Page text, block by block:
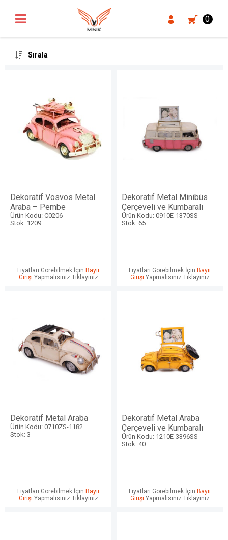
0
Sırala
Dekoratif Vosvos Metal
Araba – Pembe
Ürün Kodu: C0206
Stok: 1209
Fiyatları Görebilmek İçin Bayii
Girişi Yapmalısınız Tıklayınız
Dekoratif Metal Minibüs
Çerçeveli ve Kumbaralı
Ürün Kodu: 0910E-1370SS
Stok: 65
Fiyatları Görebilmek İçin Bayii
Girişi Yapmalısınız Tıklayınız
Dekoratif Metal Araba
Ürün Kodu: 0710ZS-1182
Stok: 3
Fiyatları Görebilmek İçin Bayii
Girişi Yapmalısınız Tıklayınız
Dekoratif Metal Araba
Çerçeveli ve Kumbaralı
Ürün Kodu: 1210E-3396SS
Stok: 40
Fiyatları Görebilmek İçin Bayii
Girişi Yapmalısınız Tıklayınız